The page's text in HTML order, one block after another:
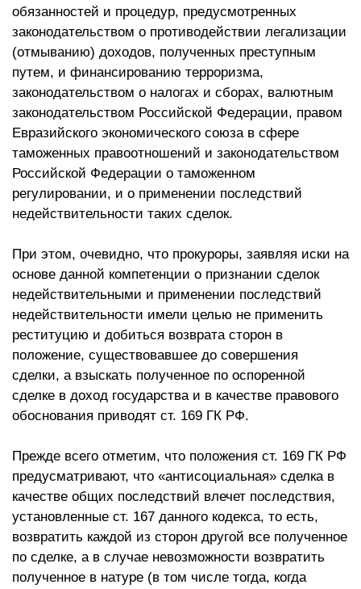
обязанностей и процедур, предусмотренных
законодательством о противодействии легализации
(отмыванию) доходов, полученных преступным
путем, и финансированию терроризма,
законодательством о налогах и сборах, валютным
законодательством Российской Федерации, правом
Евразийского экономического союза в сфере
таможенных правоотношений и законодательством
Российской Федерации о таможенном
регулировании, и о применении последствий
недействительности таких сделок.
При этом, очевидно, что прокуроры, заявляя иски на
основе данной компетенции о признании сделок
недействительными и применении последствий
недействительности имели целью не применить
реституцию и добиться возврата сторон в
положение, существовавшее до совершения
сделки, а взыскать полученное по оспоренной
сделке в доход государства и в качестве правового
обоснования приводят ст. 169 ГК РФ.
Прежде всего отметим, что положения ст. 169 ГК РФ
предусматривают, что «антисоциальная» сделка в
качестве общих последствий влечет последствия,
установленные ст. 167 данного кодекса, то есть,
возвратить каждой из сторон другой все полученное
по сделке, а в случае невозможности возвратить
полученное в натуре (в том числе тогда, когда